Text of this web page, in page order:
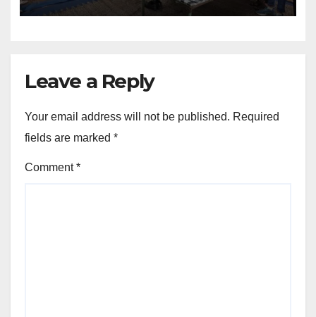
Leave a Reply
Your email address will not be published. Required
fields are marked *
Comment*